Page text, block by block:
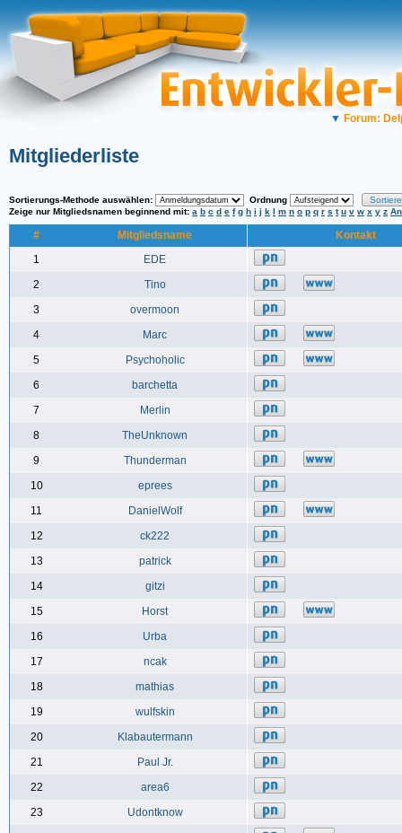
▼ Forum:
Mitgliederliste
Sortierungs-Methode auswählen:
Ordnung
Zeige nur Mitgliedsnamen beginnend mit: a b c d e f g h i j k l m n o p q r s t u v w x y z
# Mitgliedsname
Kontakt
1
EDE
2
Tino
3
overmoon
4
Marc
5
Psychoholic
6
barchetta
7
Merlin
8
TheUnknown
9
Thunderman
10
eprees
11
DanielWolf
12
ck222
13
patrick
14
gitzi
15
Horst
16
Urba
17
ncak
18
mathias
19
wulfskin
20
Klabautermann
21
Paul Jr.
22
area6
23
Udontknow